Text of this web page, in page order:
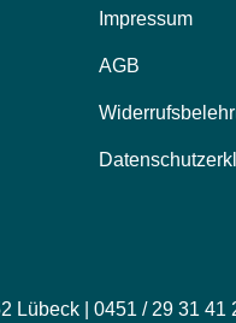
Impressum
AGB
Lübeck | 0451 / 29 31 41